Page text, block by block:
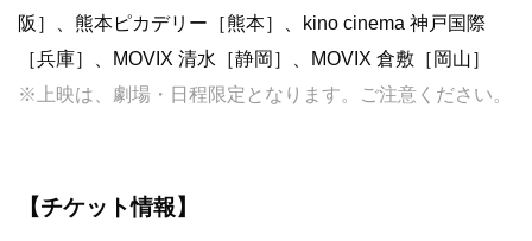
阪］、熊本ピカデリー［熊本］、kino cinema 神戸国際
［兵庫］、MOVIX 清水［静岡］、MOVIX 倉敷［岡山］
※上映は、劇場・日程限定となります。ご注意ください。
【チケット情報】